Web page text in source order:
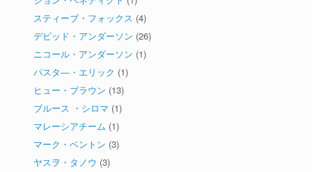
スティーブ・フォックス (4)
デビッド・アンダーソン (26)
ニコール・アンダーソン (1)
パスタ―・エリック (1)
ヒュー・ブラウン (13)
ブルース ・シロマ (1)
マレーシアチーム (1)
マーク・ベントン (3)
ヤスヲ・タノウ (3)